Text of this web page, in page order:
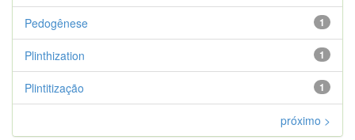
1
Pedogênese
1
Plinthization
1
Plintitização
próximo >